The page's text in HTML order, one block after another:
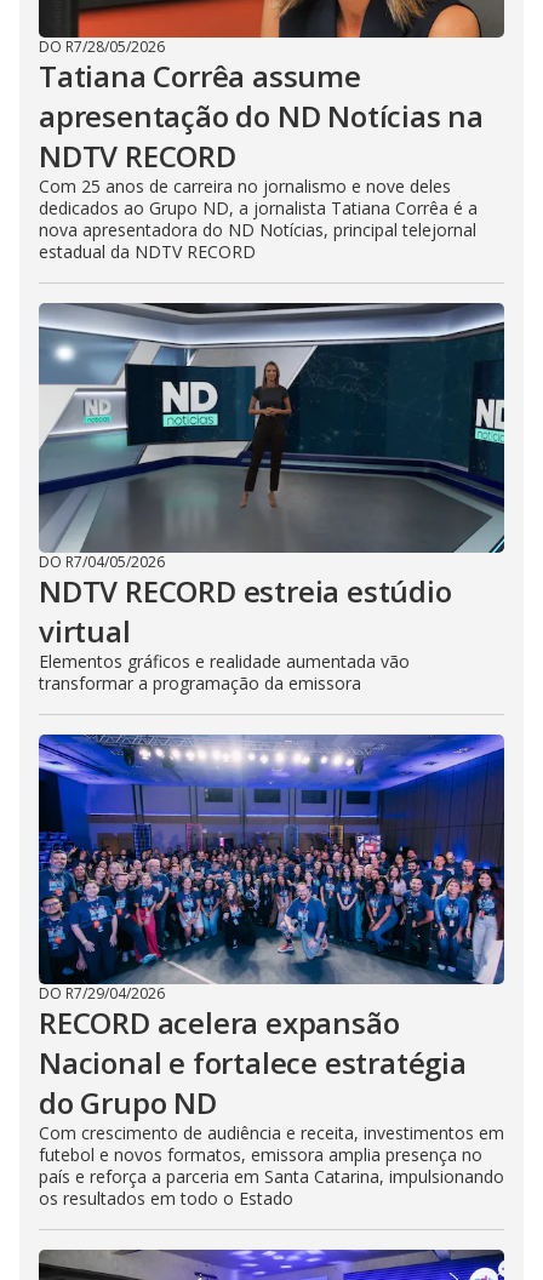
DO R7/28/05/2026
Tatiana Corrêa assume
apresentação do ND Notícias na
NDTV RECORD
Com 25 anos de carreira no jornalismo e nove deles
dedicados ao Grupo ND, a jornalista Tatiana Corrêa é a
nova apresentadora do ND Notícias, principal telejornal
estadual da NDTV RECORD
DO R7/04/05/2026
NDTV RECORD estreia estúdio
virtual
Elementos gráficos e realidade aumentada vão
transformar a programação da emissora
DO R7/29/04/2026
RECORD acelera expansão
Nacional e fortalece estratégia
do Grupo ND
Com crescimento de audiência e receita, investimentos em
futebol e novos formatos, emissora amplia presença no
país e reforça a parceria em Santa Catarina, impulsionando
os resultados em todo o Estado